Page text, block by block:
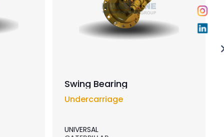
Swing Bearing
Undercarriage
UNIVERSAL